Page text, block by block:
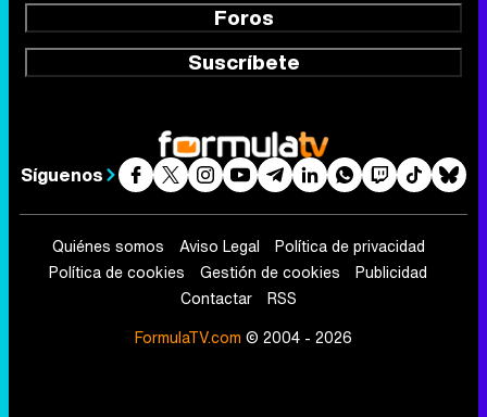
Foros
Suscríbete
Síguenos
Quiénes somos Aviso Legal
Política de privacidad
Política de cookies
Gestión de cookies
Publicidad
Contactar
RSS
FormulaTV.com © 2004 - 2026